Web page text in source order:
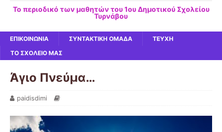
Το περιοδικό των μαθητών του 1ου Δημοτικού Σχολείου
Τυρνάβου
ΕΠΙΚΟΙΝΩΝΙΑ ΣΥΝΤΑΚΤΙΚΗ ΟΜΑΔΑ
ΤΕΥΧΗ
ΤΟ ΣΧΟΛΕΙΟ ΜΑΣ
Άγιο Πνεύμα…
paidisdimi